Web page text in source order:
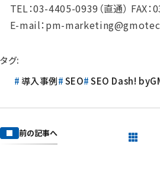
TEL：03-4405-0939（直通） FAX
E-mail：pm-
タグ:
導入事例
SEO SEO Dash!
前の記事へ